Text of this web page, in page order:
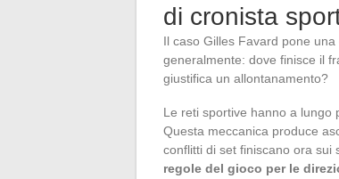
di cronista
Il caso Gilles Favard pone
generalmente: dove finisce il
giustifica un allontanamento?
Le reti sportive hanno a lungo
Questa meccanica produce
conflitti di set finiscano ora sui
regole del gioco per le